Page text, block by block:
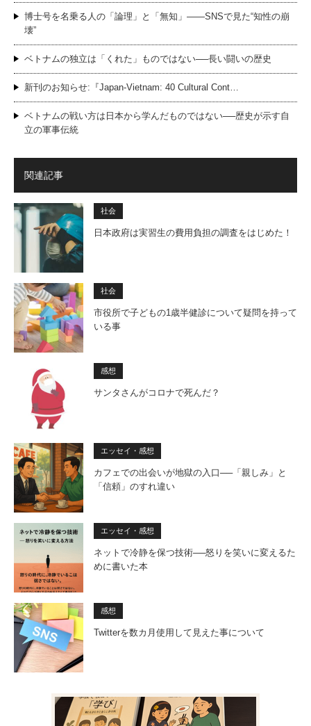
博士号を名乗る人の「論理」と「無知」——SNSで見た“知性の崩
壊”
ベトナムの独立は「くれた」ものではない──長い闘いの歴史
新刊のお知らせ:『Japan-Vietnam: 40 Cultural Cont…
ベトナムの戦い方は日本から学んだものではない──歴史が示す自
立の軍事伝統
関連記事
社会
日本政府は実習生の費用負担の調査をはじめた！
社会
市役所で子どもの1歳半健診について疑問を持って
いる事
感想
サンタさんがコロナで死んだ？
エッセイ・感想
カフェでの出会いが地獄の入口──「親しみ」と
「信頼」のすれ違い
エッセイ・感想
ネットで冷静を保つ技術──怒りを笑いに変えるた
めに書いた本
感想
Twitterを数カ月使用して見えた事について